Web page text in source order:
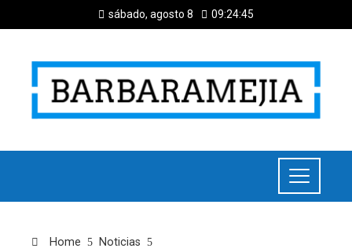
sábado, agosto 8 09:24:45
Home
Noticias